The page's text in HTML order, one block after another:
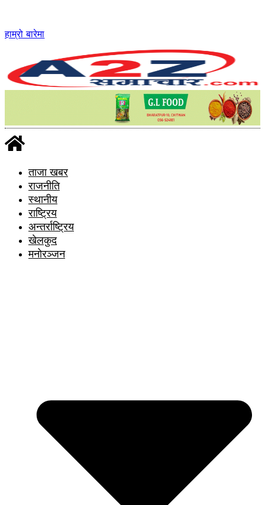
content
हाम्रो बारेमा
ताजा खबर
राजनीति
स्थानीय
राष्ट्रिय
अन्तर्राष्ट्रिय
खेलकुद
मनोरञ्जन